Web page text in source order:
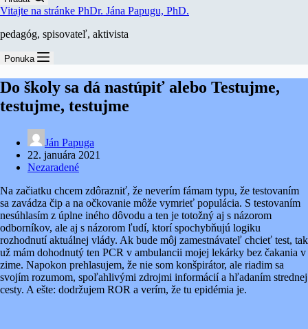
Vitajte na stránke PhDr. Jána Papugu, PhD.
pedagóg, spisovateľ, aktivista
Ponuka
Do školy sa dá nastúpiť alebo Testujme,
testujme, testujme
Ján Papuga
22. januára 2021
Nezaradené
Na začiatku chcem zdôrazniť, že neverím fámam typu, že testovaním
sa zavádza čip a na očkovanie môže vymrieť populácia. S testovaním
nesúhlasím z úplne iného dôvodu a ten je totožný aj s názorom
odborníkov, ale aj s názorom ľudí, ktorí spochybňujú logiku
rozhodnutí aktuálnej vlády. Ak bude môj zamestnávateľ chcieť test, tak
už mám dohodnutý ten PCR v ambulancii mojej lekárky bez čakania v
zime. Napokon prehlasujem, že nie som konšpirátor, ale riadim sa
svojím rozumom, spoľahlivými zdrojmi informácií a hľadaním strednej
cesty. A ešte: dodržujem ROR a verím, že tu epidémia je.